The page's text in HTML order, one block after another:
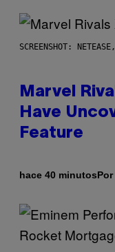
SCREENSHOT:
Marvel
Have
Feature
hace 40 minutosPor